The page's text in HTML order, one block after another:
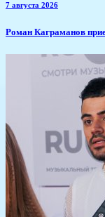
7 августа 2026
​Роман Каграманов